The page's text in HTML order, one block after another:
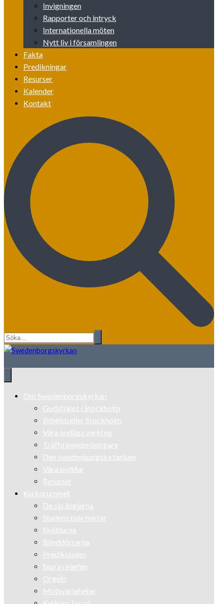
Invigningen
Rapporter och intryck
Internationella möten
Nytt liv i församlingen
Fakta
Predikningar
Resurser
Kalender
Kontakt
Om Swedenborgskyrkan
Gudstjänst i Stockholm
Bibelstudier Stockholm
Våra andliga verktyg
Träffa swedenborgare
Den swedenborgska tanken
Våra poddar
Resurser
Kyrkorummet
De sju änglarna
Stadens tolv portar
Sköldarna
Blinddörrarna
Predikstolen
Stora reliefen
Orgeln
Motsvarigheter